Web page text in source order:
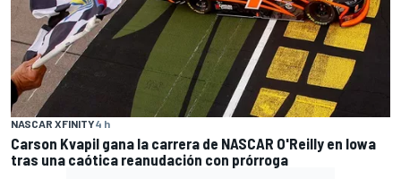
NASCAR XFINITY4 h
Carson Kvapil gana la carrera de NASCAR O'Reilly en Iowa
tras una caótica reanudación con prórroga